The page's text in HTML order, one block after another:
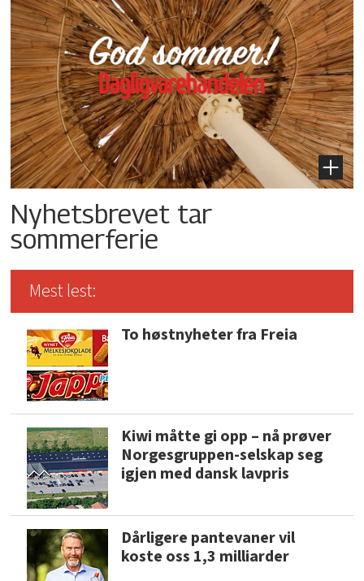
Nyhetsbrevet tar
sommerferie
Mest lest:
To høstnyheter fra Freia
Kiwi måtte gi opp – nå prøver
Norgesgruppen-selskap seg
igjen med dansk lavpris
Dårligere pantevaner vil
koste oss 1,3 milliarder